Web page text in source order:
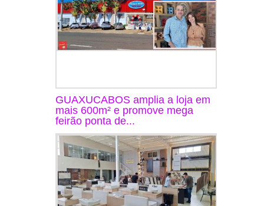
GUAXUCABOS amplia a loja em
mais 600m² e promove mega
feirão ponta de...